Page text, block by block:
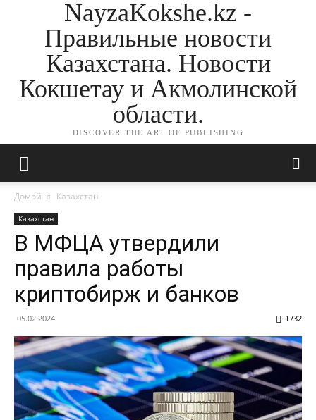
NayzaKokshe.kz -
Правильные новости
Казахстана. Новости
Кокшетау и Акмолинской
области.
DISCOVER THE ART OF PUBLISHING
Домой Казахстан
Казахстан
В МФЦА утвердили
правила работы
криптобирж и банков
05.02.2024 1732